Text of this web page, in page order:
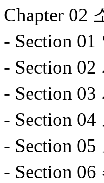
Chapter 02
- Section
- Section
- Section
- Section
- Section
- Section